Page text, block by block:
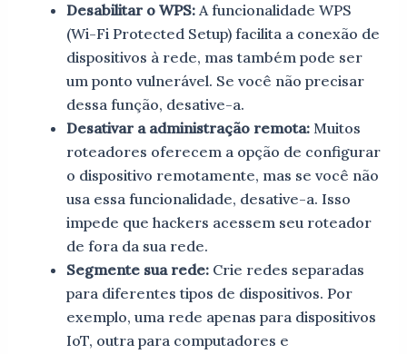
Desabilitar o WPS:A funcionalidade WPS
(Wi-Fi Protected Setup) facilita a conexão de
dispositivos à rede, mas também pode ser
um ponto vulnerável. Se você não precisar
dessa função, desative-a.
Desativar a administração remota:Muitos
roteadores oferecem a opção de configurar
o dispositivo remotamente, mas se você não
usa essa funcionalidade, desative-a. Isso
impede que hackers acessem seu roteador
de fora da sua rede.
Segmente sua rede:Crie redes separadas
para diferentes tipos de dispositivos. Por
exemplo, uma rede apenas para dispositivos
IoT, outra para computadores e